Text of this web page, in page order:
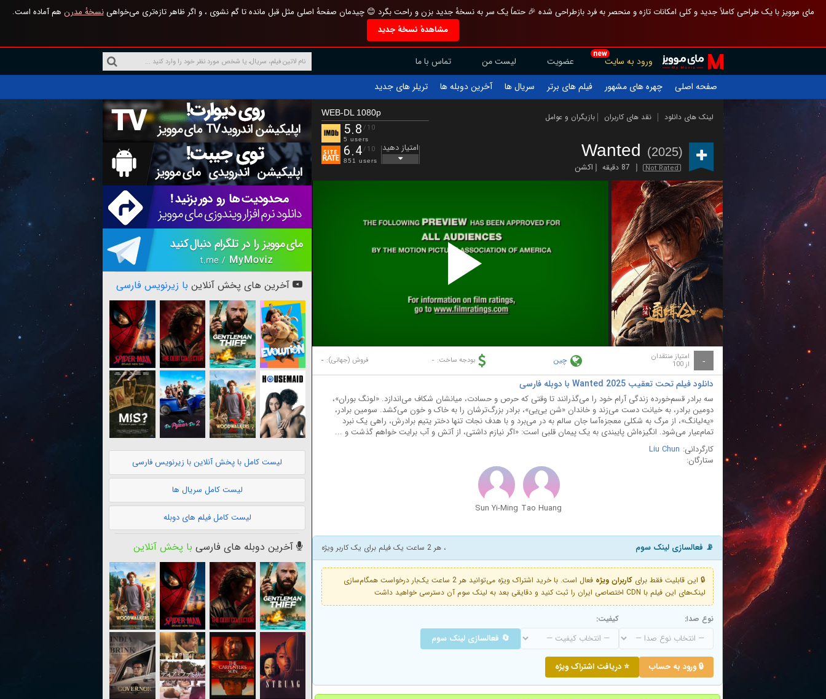
مای موویز با یک طراحی کاملاً جدید و کلی امکانات تازه و منحصر به فرد بازطراحی شده 🎉 حتماً یک سر به نسخهٔ جدید بزن و راحت بگرد 😊 چیدمان صفحهٔ اصلی مثل قبل مانده تا گم نشوی ، و اگر ظاهر تازه‌تری می‌خواهینسخهٔ مدرن هم آماده است.
مشاهدهٔ نسخهٔ جدید
new
ورود به سایت عضویت لیست من
تماس با ما
صفحه اصلی
چهره های مشهور فیلم های برتر سریال ها آخرین دوبله ها تریلر های جدید
لینک های دانلود نقد های کاربران بازیگران و عوامل
Wanted (2025)
Not Rated 87 دقیقه اکشن
WEB-DL 1080p
5.8 /10
5 users
6.4/10
851 users
امتیاز دهید
Play
Video
- امتیاز منتقدان
از 100 چین بودجه ساخت: - فروش (جهانی): -
دانلود فیلم تحت تعقیب Wanted 2025 با دوبله فارسی
سه برادر قسم‌خورده زندگی آرام خود را می‌گذرانند تا وقتی که حرص و حسادت، میانشان شکاف می‌اندازد. «لونگ بوران»،
دومین برادر، به خیانت دست می‌زند و خاندان «شن یی‌یی»، برادر بزرگ‌ترشان را به خاک و خون می‌کشد. سومین برادر،
«یه‌لیانگ»، از مرگ به شکلی معجزه‌آسا جان سالم به در می‌برد و با هدف نجات تنها دختر یتیم برادرش، راهی یک نبرد
تمام‌عیار می‌شود. انگیزه‌اش پایبندی به یک پیمان قلبی است: «اگر نیازم داشتی، از آتش و آب برایت خواهم گذشت و ...
کارگردانی: Liu Chun
ستارگان:
Tao Huang
Sun Yi-Ming
📡 فعالسازی لینک سوم ، هر 2 ساعت یک فیلم برای یک کاربر ویژه
🔒 این قابلیت فقط برای کاربران ویژه
فعال است. با خرید اشتراک ویژه می‌توانید هر 2 ساعت یک‌بار درخواست همگام‌سازی
لینک‌های این فیلم با CDN اختصاصی ایران را ثبت کنید و دقایقی بعد به لینک سوم آن دسترسی خواهید داشت
نوع صدا: کیفیت:
🔄 فعالسازی لینک سوم
🔒 ورود به حساب ⭐ دریافت اشتراک ویژه
آخرین های پخش آنلاین با زیرنویس فارسی
لیست کامل با پخش آنلاین با زیرنویس فارسی
لیست کامل سریال ها
لیست کامل فیلم های دوبله
آخرین دوبله های فارسی با پخش آنلاین